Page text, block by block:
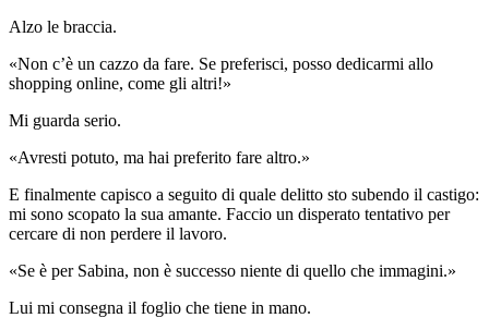
Alzo le braccia.
«Non c’è un cazzo da fare. Se preferisci, posso dedicarmi allo
shopping online, come gli altri!»
Mi guarda serio.
«Avresti potuto, ma hai preferito fare altro.»
E finalmente capisco a seguito di quale delitto sto subendo il castigo:
mi sono scopato la sua amante. Faccio un disperato tentativo per
cercare di non perdere il lavoro.
«Se è per Sabina, non è successo niente di quello che immagini.»
Lui mi consegna il foglio che tiene in mano.